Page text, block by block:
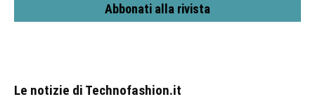
Abbonati alla rivista
Le notizie di Technofashion.it